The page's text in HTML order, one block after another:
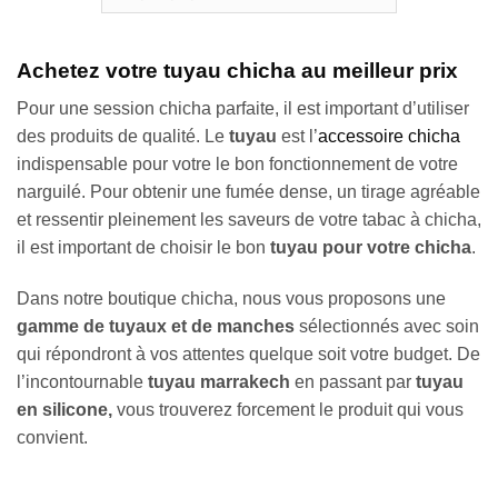
Achetez votre tuyau chicha au meilleur prix
Pour une session chicha parfaite, il est important d’utiliser
des produits de qualité. Le tuyau est l’accessoire chicha
indispensable pour votre le bon fonctionnement de votre
narguilé. Pour obtenir une fumée dense, un tirage agréable
et ressentir pleinement les saveurs de votre tabac à chicha,
il est important de choisir le bon tuyau pour votre chicha.
Dans notre boutique chicha, nous vous proposons une
gamme de tuyaux et de manches sélectionnés avec soin
qui répondront à vos attentes quelque soit votre budget. De
l’incontournable tuyau marrakech en passant par tuyau
en silicone, vous trouverez forcement le produit qui vous
convient.